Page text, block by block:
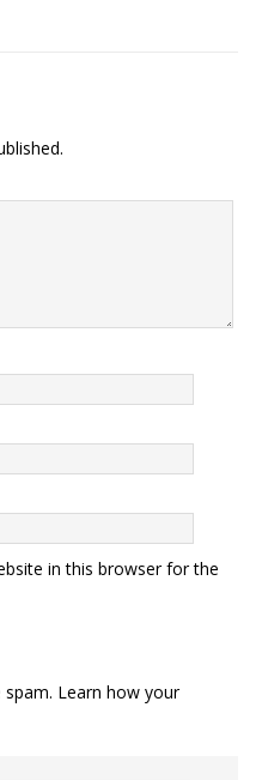
in this browser for the
Learn how your